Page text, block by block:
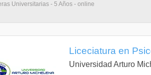
Universitarias - 5 Años - online
Liceciatura en
Universidad Arturo